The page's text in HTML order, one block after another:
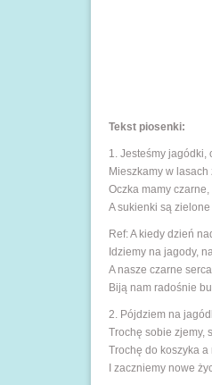
Tekst piosenki:
1. Jesteśmy jagódki,
Mieszkamy w
Oczka mamy
A sukienki są
Ref: A kiedy dzień
Idziemy na jagody,
A nasze czarne
Biją nam radośnie
2. Pójdziem na
Trochę sobie zjemy,
Trochę do koszyka a
I zaczniemy nowe